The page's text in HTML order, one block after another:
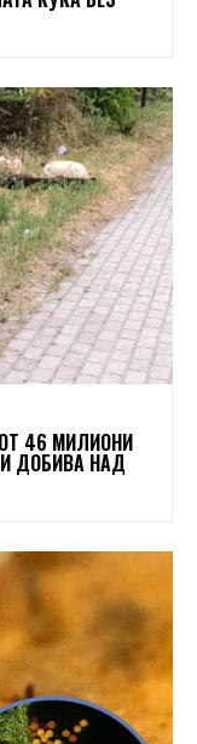
46 МИЛИОНИ
ДОБИВА НАД